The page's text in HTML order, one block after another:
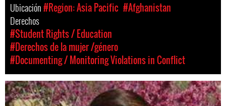
Ubicación#Region: Asia Pacific #Afghanistan
Derechos
#Student Rights / Education
#Derechos de la mujer /género
#Documenting / Monitoring Violations in Conflict